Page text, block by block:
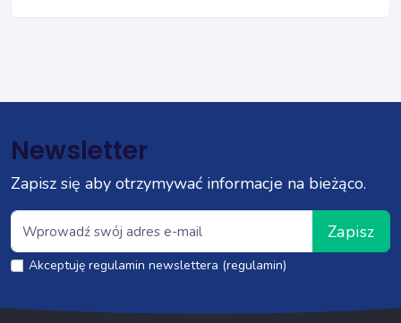
Newsletter
Zapisz się aby otrzymywać informacje na bieżąco.
Zapisz
Akceptuję regulamin newslettera (regulamin)